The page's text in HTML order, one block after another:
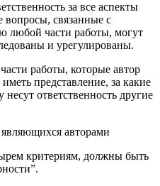
за все аспекты
вопросы, связанные с
любой части работы, могут
и урегулированы.
работы, которые автор
представление, за какие
ответственность другие
авторами
критериям, должны быть